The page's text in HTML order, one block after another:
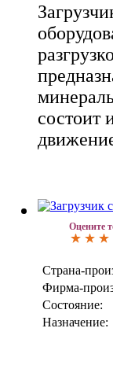
состоит
Оцените
Страна-
Фирма-
Состояние:
Назначение: